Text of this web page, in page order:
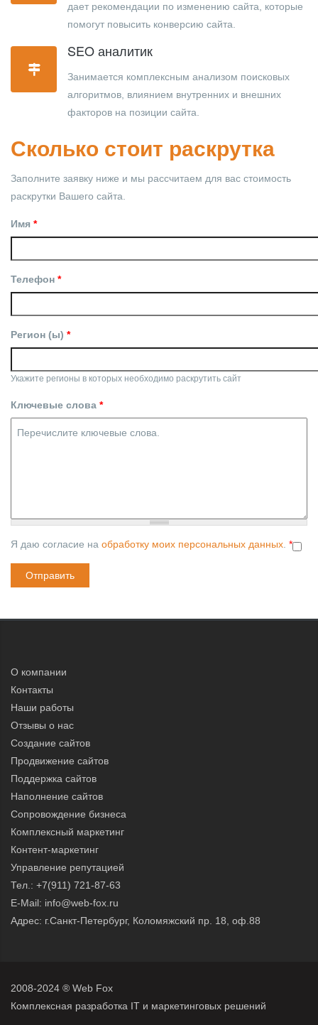
дает рекомендации по изменению сайта, которые
помогут повысить конверсию сайта.
SEO аналитик
Занимается комплексным анализом поисковых
алгоритмов, влиянием внутренних и внешних
факторов на позиции сайта.
Сколько стоит раскрутка
Заполните заявку ниже и мы рассчитаем для вас стоимость
раскрутки Вашего сайта.
Имя *
Телефон *
Регион (ы) *
Укажите регионы в которых необходимо раскрутить сайт
Ключевые слова *
Я даю согласие на обработку моих персональных данных. *
О компании
Контакты
Наши работы
Отзывы о нас
Создание сайтов
Продвижение сайтов
Поддержка сайтов
Наполнение сайтов
Сопровождение бизнеса
Комплексный маркетинг
Контент-маркетинг
Управление репутацией
Тел.: +7(911) 721-87-63
E-Mail: info@web-fox.ru
Адрес: г.Санкт-Петербург, Коломяжский пр. 18, оф.88
2008-2024 ® Web Fox
Комплексная разработка IT и маркетинговых решений